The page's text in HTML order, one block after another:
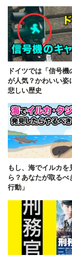
ドイツでは「信号機
が人気？かわいい姿
悲しい歴史
もし、海でイルカを
ら？あなたが取るべ
行動」